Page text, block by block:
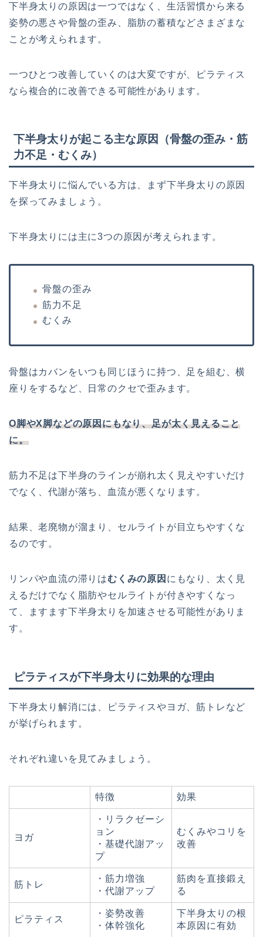
下半身太りの原因は一つではなく、生活習慣から来る
姿勢の悪さや骨盤の歪み、脂肪の蓄積などさまざまな
ことが考えられます。
一つひとつ改善していくのは大変ですが、ピラティス
なら複合的に改善できる可能性があります。
下半身太りが起こる主な原因（骨盤の歪み・筋
力不足・むくみ）
下半身太りに悩んでいる方は、まず下半身太りの原因
を探ってみましょう。
下半身太りには主に3つの原因が考えられます。
骨盤の歪み
筋力不足
むくみ
骨盤はカバンをいつも同じほうに持つ、足を組む、横
座りをするなど、日常のクセで歪みます。
O脚やX脚などの原因にもなり、足が太く見えること
に。
筋力不足は下半身のラインが崩れ太く見えやすいだけ
でなく、代謝が落ち、血流が悪くなります。
結果、老廃物が溜まり、セルライトが目立ちやすくな
るのです。
リンパや血流の滞りはむくみの原因 にもなり、太く見
えるだけでなく脂肪やセルライトが付きやすくなっ
て、ますます下半身太りを加速させる可能性がありま
す。
ピラティスが下半身太りに効果的な理由
下半身太り解消には、ピラティスやヨガ、筋トレなど
が挙げられます。
それぞれ違いを見てみましょう。
特徴 効果
ヨガ
・リラクゼーシ
ョン
・基礎代謝アッ
プ
むくみやコリを
改善
筋トレ
・筋力増強
・代謝アップ
筋肉を直接鍛え
る
ピラティス
・姿勢改善
・体幹強化
下半身太りの根
本原因に有効